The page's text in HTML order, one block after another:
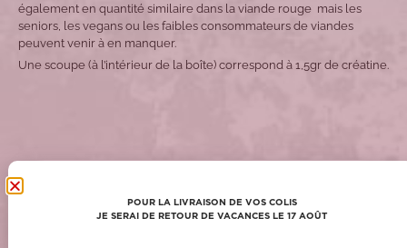
également en quantité similaire dans la viande rouge mais les
seniors, les vegans ou les faibles consommateurs de viandes
peuvent venir à en manquer.
Une scoupe (à l’intérieur de la boîte) correspond à 1,5gr de créatine.
POUR LA LIVRAISON DE VOS COLIS
JE SERAI DE RETOUR DE VACANCES LE 17 AOÛT